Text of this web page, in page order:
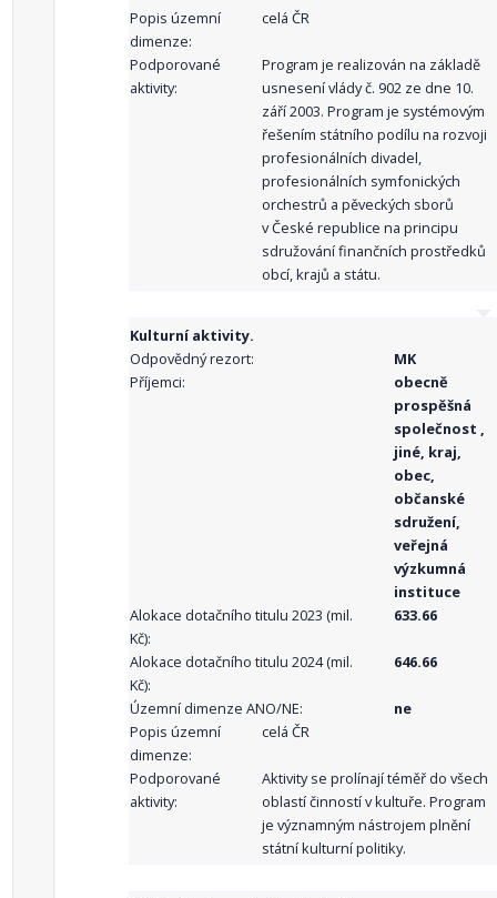
Popis územní
dimenze:
celá ČR
Podporované
aktivity:
Program je realizován na základě
usnesení vlády č. 902 ze dne 10.
září 2003. Program je systémovým
řešením státního podílu na rozvoji
profesionálních divadel,
profesionálních symfonických
orchestrů a pěveckých sborů
v České republice na principu
sdružování finančních prostředků
obcí, krajů a státu.
Kulturní aktivity.
Odpovědný rezort:
MK
Příjemci:
obecně
prospěšná
společnost ,
jiné, kraj,
obec,
občanské
sdružení,
veřejná
výzkumná
instituce
Alokace dotačního titulu 2023 (mil.
Kč):
633.66
Alokace dotačního titulu 2024 (mil.
Kč):
646.66
Územní dimenze ANO/NE:
ne
Popis územní
dimenze:
celá ČR
Podporované
aktivity:
Aktivity se prolínají téměř do všech
oblastí činností v kultuře. Program
je významným nástrojem plnění
státní kulturní politiky.